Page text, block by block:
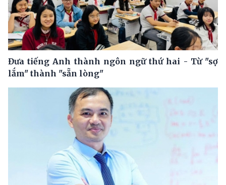
Đưa tiếng Anh thành ngôn ngữ thứ hai - Từ "sợ
lắm" thành "sẵn lòng"